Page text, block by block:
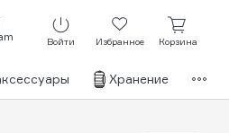
Войти Избранное Корзина
Хранение